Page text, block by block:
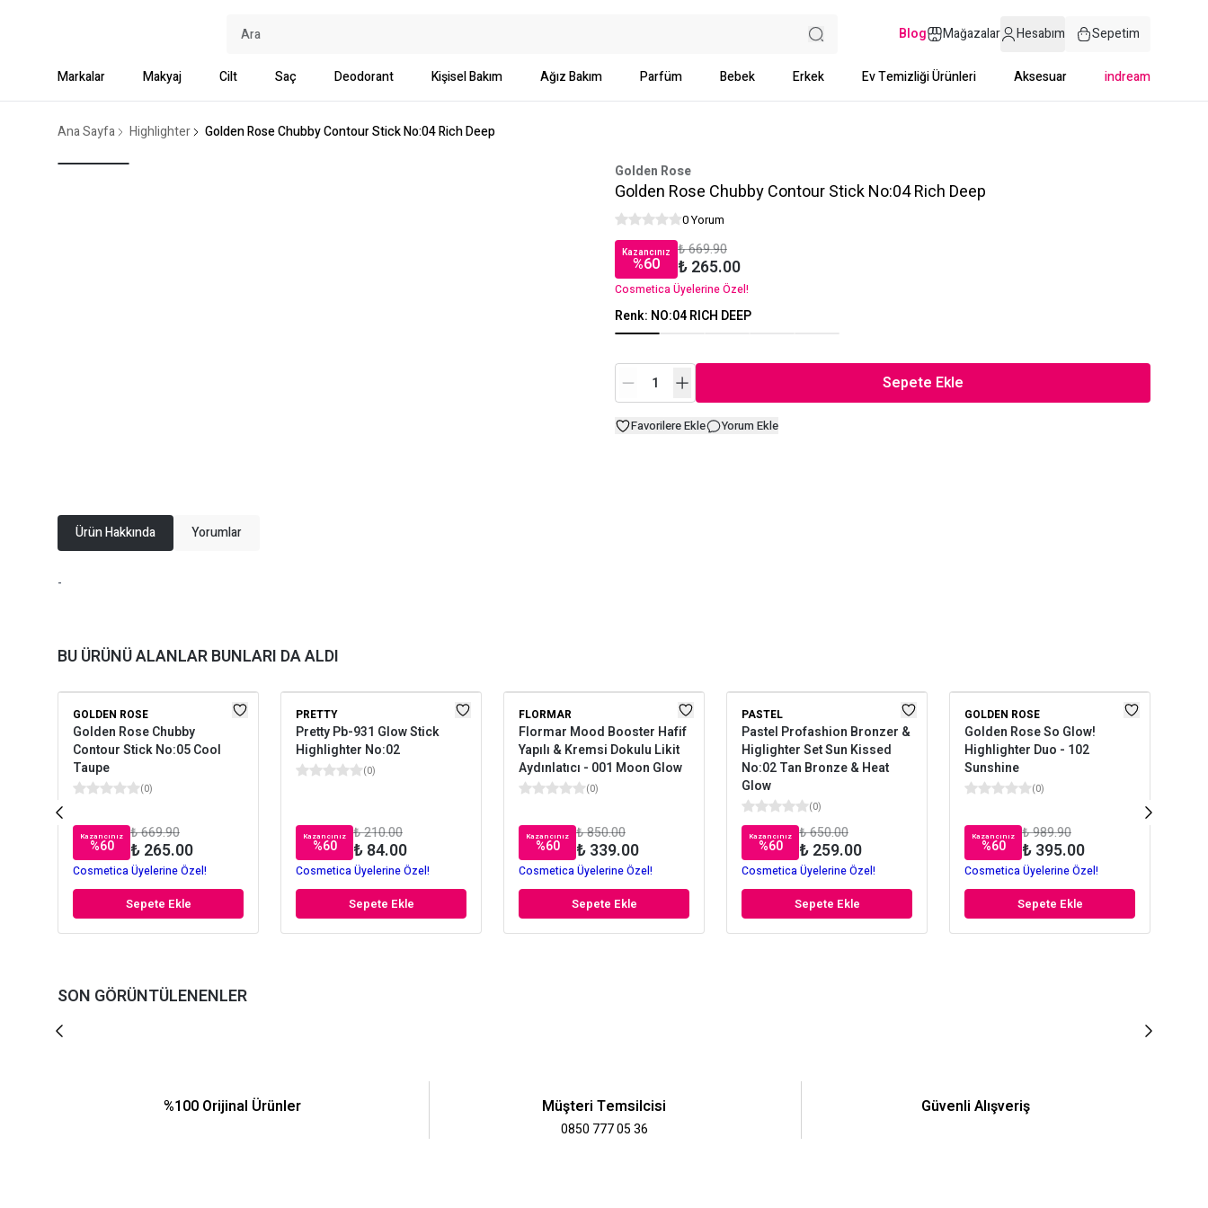
Blog Mağazalar Hesabım Sepetim
Markalar Makyaj Cilt Saç Deodorant Kişisel Bakım Ağız Bakım Parfüm Bebek Erkek Ev Temizliği Ürünleri Aksesuar indream
Ana Sayfa Highlighter Golden Rose Chubby Contour Stick No:04 Rich Deep
Golden Rose
Golden Rose Chubby Contour Stick No:04 Rich Deep
0 Yorum
Kazancınız
%60
₺ 669.90
₺ 265.00
Cosmetica Üyelerine Özel!
Renk: NO:04 RICH DEEP
Sepete Ekle
Favorilere Ekle Yorum Ekle
Ürün Hakkında Yorumlar
-
BU ÜRÜNÜ ALANLAR BUNLARI DA ALDI
GOLDEN ROSE
Golden Rose Chubby
Contour Stick No:05 Cool
Taupe
(0)
Kazancınız
%60
₺ 669.90
₺ 265.00
Cosmetica Üyelerine Özel!
Sepete Ekle
PRETTY
Pretty Pb-931 Glow Stick
Highlighter No:02
(0)
Kazancınız
%60
₺ 210.00
₺ 84.00
Cosmetica Üyelerine Özel!
Sepete Ekle
FLORMAR
Flormar Mood Booster Hafif
Yapılı & Kremsi Dokulu Likit
Aydınlatıcı - 001 Moon Glow
(0)
Kazancınız
%60
₺ 850.00
₺ 339.00
Cosmetica Üyelerine Özel!
Sepete Ekle
PASTEL
Pastel Profashion Bronzer &
Higlighter Set Sun Kissed
No:02 Tan Bronze & Heat
Glow
(0)
Kazancınız
%60
₺ 650.00
₺ 259.00
Cosmetica Üyelerine Özel!
Sepete Ekle
GOLDEN ROSE
Golden Rose So Glow!
Highlighter Duo - 102
Sunshine
(0)
Kazancınız
%60
₺ 989.90
₺ 395.00
Cosmetica Üyelerine Özel!
Sepete Ekle
SON GÖRÜNTÜLENENLER
%100 Orijinal Ürünler Müşteri Temsilcisi
0850 777 05 36
Güvenli Alışveriş